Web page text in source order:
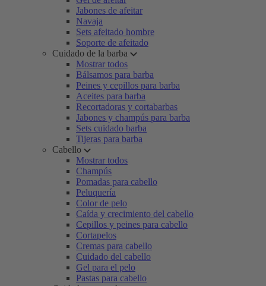
Jabones de afeitar
Navaja
Sets afeitado hombre
Soporte de afeitado
Cuidado de la barba
Mostrar todos
Bálsamos para barba
Peines y cepillos para barba
Aceites para barba
Recortadoras y cortabarbas
Jabones y champús para barba
Sets cuidado barba
Tijeras para barba
Cabello
Mostrar todos
Champús
Pomadas para cabello
Peluquería
Color de pelo
Caída y crecimiento del cabello
Cepillos y peines para cabello
Cortapelos
Cremas para cabello
Cuidado del cabello
Gel para el pelo
Pastas para cabello